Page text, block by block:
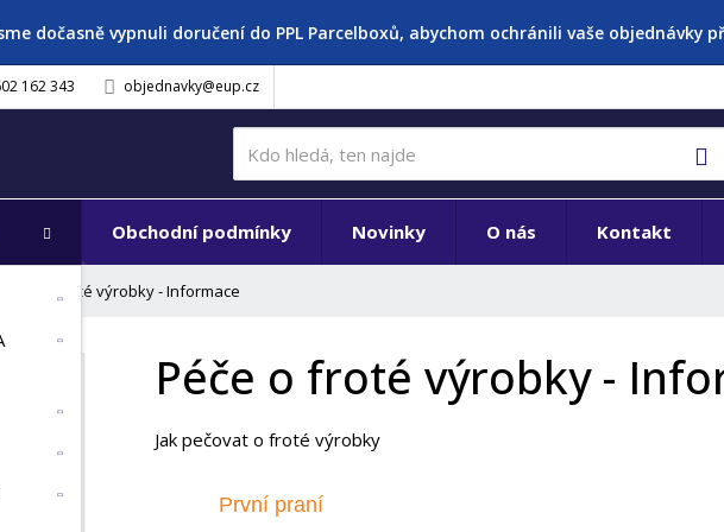
dočasně vypnuli doručení do PPL Parcelboxů, abychom ochránili vaše objednávky
162 343 objednavky@eup.cz
Obchodní podmínky Novinky O nás Kontakt
Péče o froté výrobky - Informace
Péče o froté výrobky -
Jak pečovat o froté výrobky
První praní